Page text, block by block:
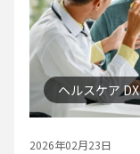
ヘルスケア DX
2026年02月23日